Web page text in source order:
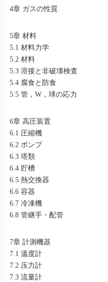
4章 ガスの性質
5章 材料
5.1 材料力学
5.2 材料
5.3 溶接と非破壊検査
5.4 腐食と防食
5.5 管，W，球の応力
6章 高圧装置
6.1 圧縮機
6.2 ポンプ
6.3 塔類
6.4 貯槽
6.5 熱交換器
6.6 容器
6.7 冷凍機
6.8 管継手・配管
7章 計測機器
7.1 溫度計
7.2 压力計
7.3 流量計